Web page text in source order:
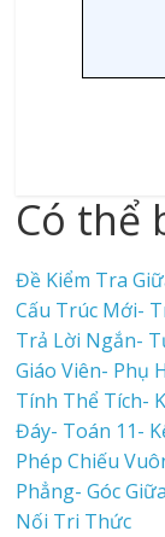
Có thể
Đề Kiểm Tra
Cấu Trúc Mới-
Trả Lời Ngắn-
Giáo Viên- Phụ
Tính Thể Tích-
Đáy- Toán 11-
Phép Chiếu
Phẳng- Góc
Nối Tri Thức